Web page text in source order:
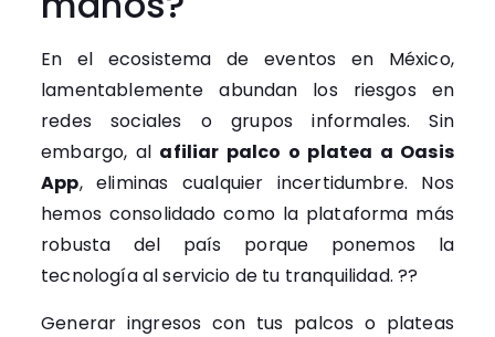
En el ecosistema de eventos en México,
lamentablemente abundan los riesgos en
redes sociales o grupos informales. Sin
embargo, al afiliar palco o platea a Oasis
App, eliminas cualquier incertidumbre. Nos
hemos consolidado como la plataforma más
robusta del país porque ponemos la
tecnología al servicio de tu tranquilidad. ??
Generar ingresos con tus palcos o plateas